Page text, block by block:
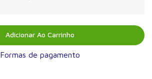
Adicionar Ao Carrinho
Formas de pagamento